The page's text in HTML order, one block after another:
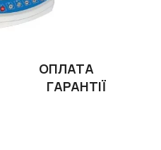
ОПЛАТА
ГАРАНТІЇ